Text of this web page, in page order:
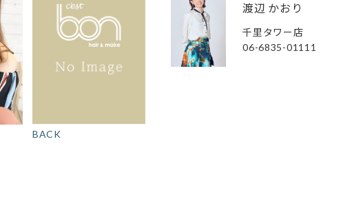
BACK
渡辺 かおり
千里タワー店
06-6835-01111